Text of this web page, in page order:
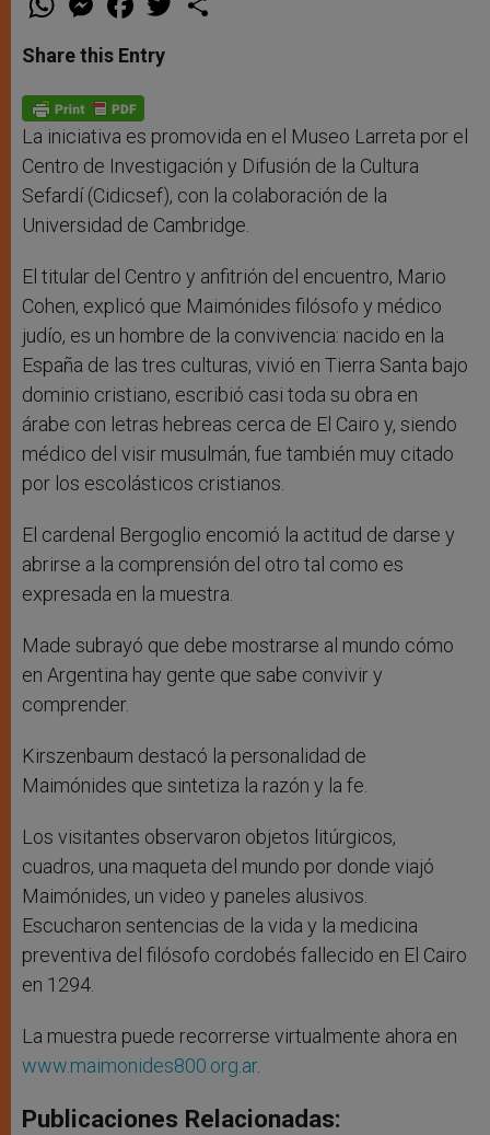
t
s
p
p
e
s
e
g
e
r
a
e
b
o
k
w
Share this Entry
La iniciativa es promovida en el Museo Larreta por el
Centro de Investigación y Difusión de la Cultura
Sefardí (Cidicsef), con la colaboración de la
Universidad de Cambridge.
El titular del Centro y anfitrión del encuentro, Mario
Cohen, explicó que Maimónides filósofo y médico
judío, es un hombre de la convivencia: nacido en la
España de las tres culturas, vivió en Tierra Santa bajo
dominio cristiano, escribió casi toda su obra en
árabe con letras hebreas cerca de El Cairo y, siendo
médico del visir musulmán, fue también muy citado
por los escolásticos cristianos.
El cardenal Bergoglio encomió la actitud de darse y
abrirse a la comprensión del otro tal como es
expresada en la muestra.
Made subrayó que debe mostrarse al mundo cómo
en Argentina hay gente que sabe convivir y
comprender.
Kirszenbaum destacó la personalidad de
Maimónides que sintetiza la razón y la fe.
Los visitantes observaron objetos litúrgicos,
cuadros, una maqueta del mundo por donde viajó
Maimónides, un video y paneles alusivos.
Escucharon sentencias de la vida y la medicina
preventiva del filósofo cordobés fallecido en El Cairo
en 1294.
La muestra puede recorrerse virtualmente ahora en
www.maimonides800.org.ar.
Publicaciones Relacionadas: